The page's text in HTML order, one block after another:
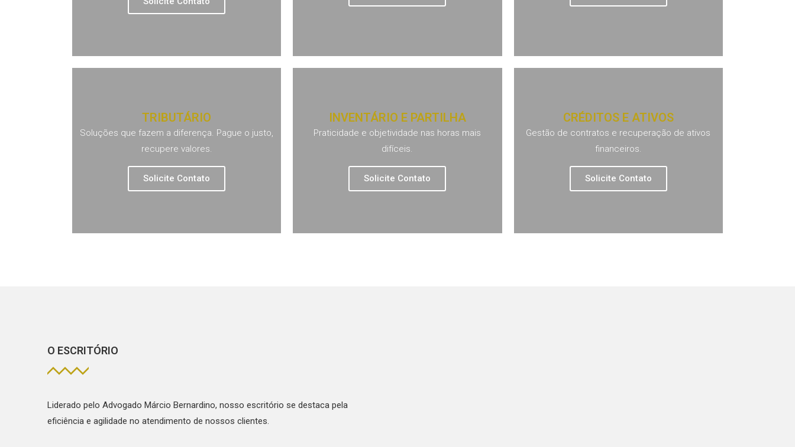
TRIBUTÁRIO
Soluções que fazem a diferença. Pague o justo,
recupere valores.
Solicite Contato
INVENTÁRIO E PARTILHA
Praticidade e objetividade nas horas mais
difíceis.
Solicite Contato
CRÉDITOS E ATIVOS
Gestão de contratos e recuperação de ativos
financeiros.
Solicite Contato
O ESCRITÓRIO
Liderado pelo Advogado Márcio Bernardino, nosso escritório se destaca pela
eficiência e agilidade no atendimento de nossos clientes.